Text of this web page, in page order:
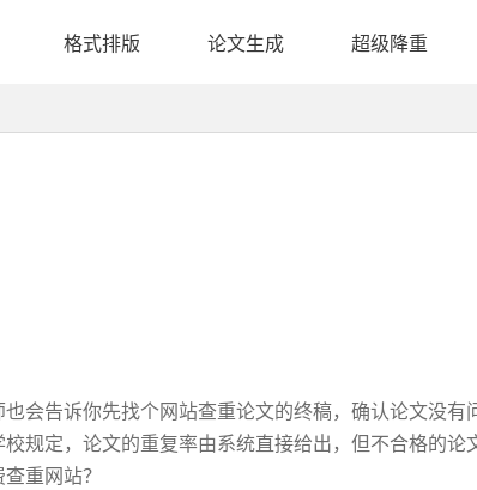
格式排版 论文生成 超级降重
会告诉你先找个网站查重论文的终稿，确认论文没有
规定，论文的重复率由系统直接给出，但不合格的论
重网站？